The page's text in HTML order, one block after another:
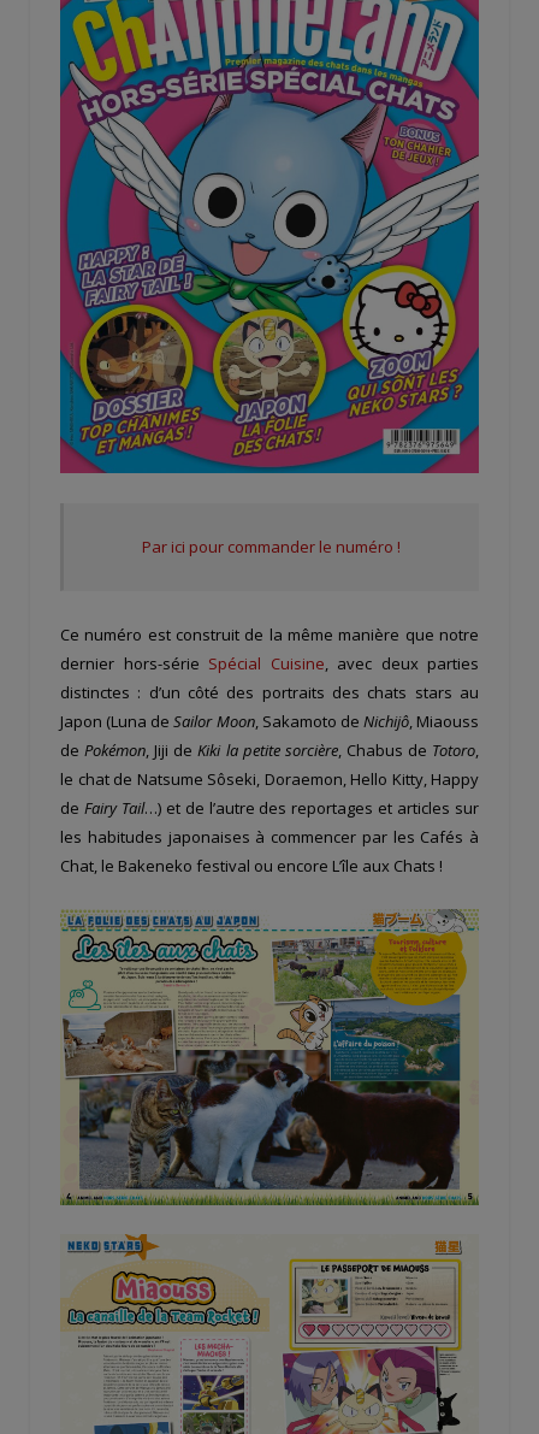
Par ici pour commander le numéro !
Ce numéro est construit de la même manière que notre
dernier hors-série Spécial Cuisine, avec deux parties
distinctes : d’un côté des portraits des chats stars au
Japon (Luna de Sailor Moon, Sakamoto de Nichijô, Miaouss
dePokémon, Jiji deKiki la petite sorcière, Chabus de Totoro,
le chat de Natsume Sôseki, Doraemon, Hello Kitty, Happy
de Fairy Tail…) et de l’autre des reportages et articles sur
les habitudes japonaises à commencer par les Cafés à
Chat, le Bakeneko festival ou encore L’île aux Chats !